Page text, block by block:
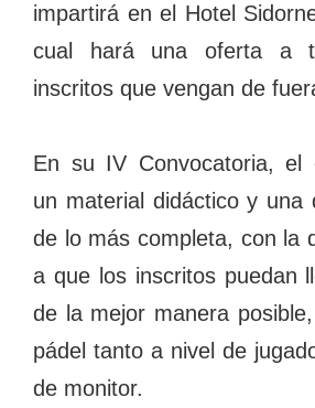
impartirá en el Hotel
cual hará una oferta a
inscritos que vengan de
En su IV Convocatoria, el
un material didáctico y una
de lo más completa, con la
a que los inscritos puedan
de la mejor manera
pádel tanto a nivel de
de monitor.